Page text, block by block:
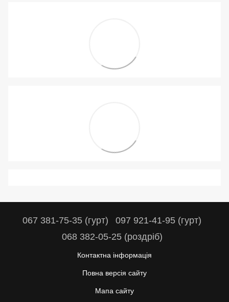
067 381-75-35 (гурт)
097 921-41-95 (гурт)
068 382-05-25 (роздріб)
Контактна інформація
Повна версія сайту
Мапа сайту